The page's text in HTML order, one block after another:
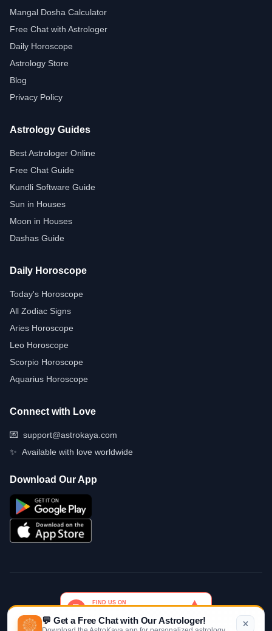
Mangal Dosha Calculator
Free Chat with Astrologer
Daily Horoscope
Astrology Store
Blog
Privacy Policy
Astrology Guides
Best Astrologer Online
Free Chat Guide
Kundli Software Guide
Sun in Houses
Moon in Houses
Dashas Guide
Daily Horoscope
Today's Horoscope
All Zodiac Signs
Aries Horoscope
Leo Horoscope
Scorpio Horoscope
Aquarius Horoscope
Connect with Love
💌 support@astrokaya.com
✨ Available with love worldwide
Download Our App
💬 Get a Free Chat with Our Astrologer!